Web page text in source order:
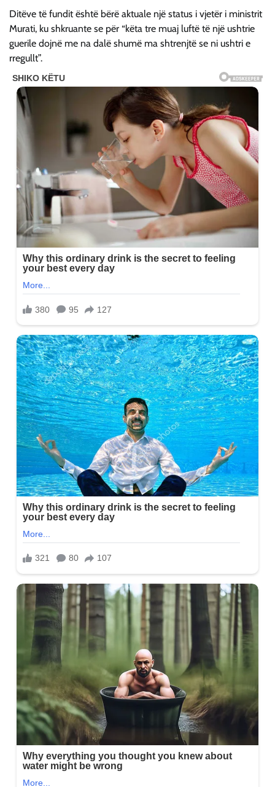
Ditëve të fundit është bërë aktuale një status i vjetër i ministrit
Murati, ku shkruante se për “këta tre muaj luftë të një ushtrie
guerile dojnë me na dalë shumë ma shtrenjtë se ni ushtri e
rregullt”.